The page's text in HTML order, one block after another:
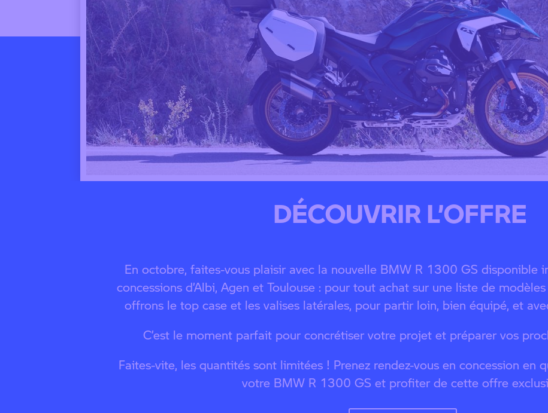
DÉCOUVRIR L’OFFRE
En octobre, faites-vous plaisir avec la nouvelle BMW R 1300 GS disponible
concessions d’Albi, Agen et Toulouse : pour tout achat sur une liste de
offrons le top case et les valises latérales, pour partir loin, bien équipé, et
C’est le moment parfait pour concrétiser votre projet et préparer vos
Faites-vite, les quantités sont limitées ! Prenez rendez-vous en concession en
votre BMW R 1300 GS et profiter de cette offre